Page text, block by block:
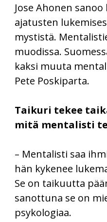
Jose Ahonen
ajatusten
mystistä.
muodissa.
kaksi muuta
Pete Poskiparta.
Taikuri tekee
mitä mentalisti
– Mentalisti saa
hän kykenee
Se on taikuutta
sanottuna se on
psykologiaa.